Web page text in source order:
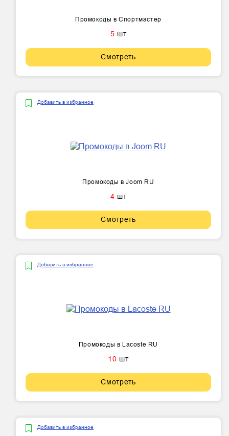
Промокоды в Спортмастер
5 шт
Смотреть
Добавить в избранное
Промокоды в Joom RU
4 шт
Смотреть
Добавить в избранное
Промокоды в Lacoste RU
10 шт
Смотреть
Добавить в избранное